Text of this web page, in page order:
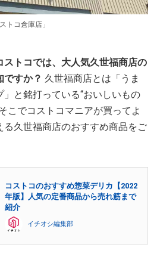
トコ倉庫店」
ストコでは、大人気久世福商店の
ですか？ 久世福商店とは「うま
と銘打っている“おいしいもの
こでコストコマニアが買ってよ
久世福商店のおすすめ商品をご
コストコのおすすめ惣菜デリカ【2022
年版】人気の定番商品から売れ筋まで
紹介
イチオシ編集部